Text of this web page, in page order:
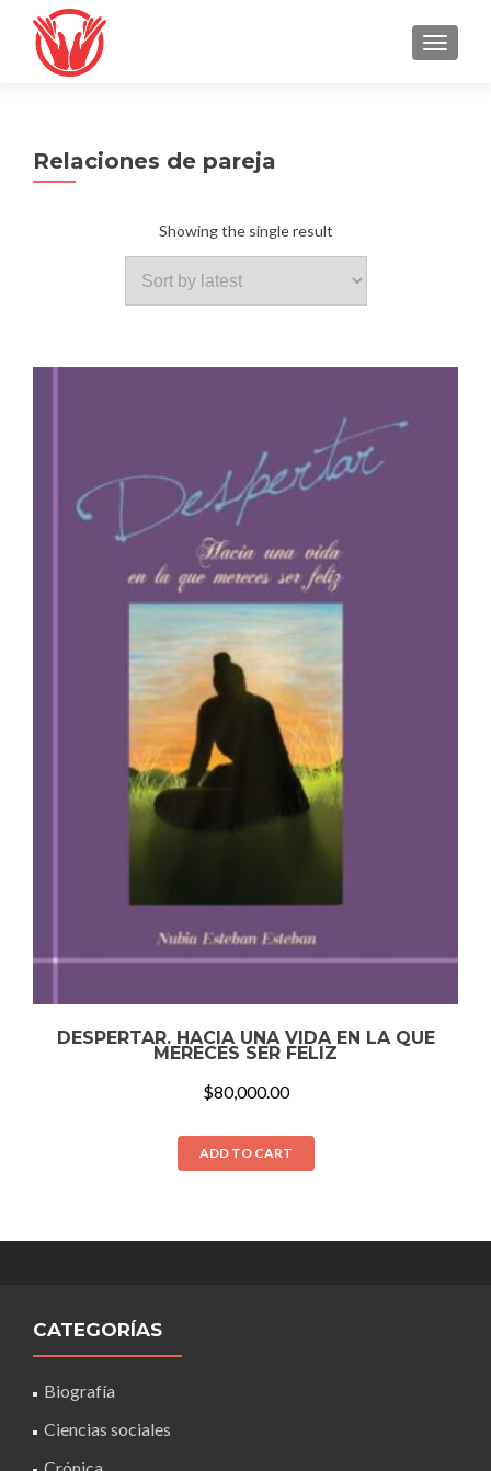
Relaciones de pareja
Showing the single result
DESPERTAR. HACIA UNA VIDA EN LA QUE
MERECES SER FELIZ
$80,000.00
ADD TO CART
CATEGORÍAS
Biografía
Ciencias sociales